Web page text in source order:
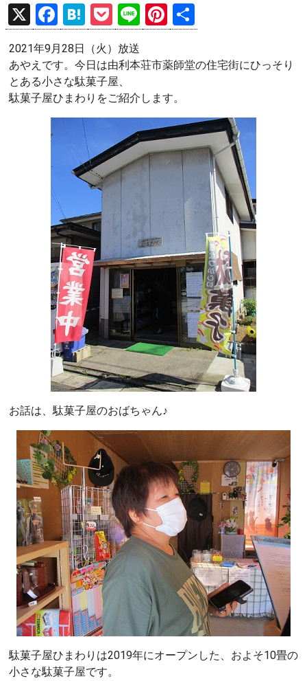
X
F
a
ce
b
o
o
H
at
e
n
a
P
o
ck
et
Li
n
e
Pi
nt
er
t
有
2021年9月28日（火）放送
あやえです。今日は由利本荘市薬師堂の住宅街にひっそり
とある小さな駄菓子屋、
駄菓子屋ひまわりをご紹介します。
お話は、駄菓子屋のおばちゃん♪
駄菓子屋ひまわりは2019年にオープンした、およそ10畳の
小さな駄菓子屋です。